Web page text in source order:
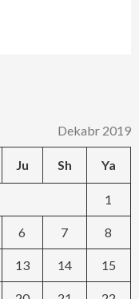
Dekabr 2019
Ju Sh Ya
1
6 7 8
13 14 15